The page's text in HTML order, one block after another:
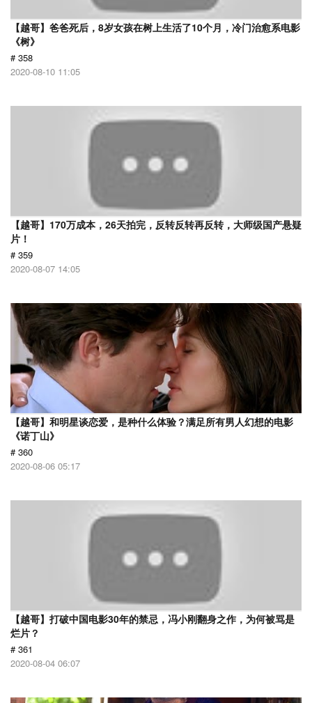
【越哥】爸爸死后，8岁女孩在树上生活了10个月，冷门治愈系电影
《树》
# 358
2020-08-10 11:05
【越哥】170万成本，26天拍完，反转反转再反转，大师级国产悬疑
片！
# 359
2020-08-07 14:05
【越哥】和明星谈恋爱，是种什么体验？满足所有男人幻想的电影
《诺丁山》
# 360
2020-08-06 05:17
【越哥】打破中国电影30年的禁忌，冯小刚翻身之作，为何被骂是
烂片？
# 361
2020-08-04 06:07